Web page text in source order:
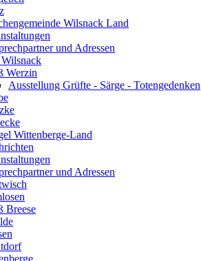
Wilsnack Land
und Adressen
Werzin
Ausstellung Grüfte - Särge - Totengedenken
Wittenberge-Land
und Adressen
Breese